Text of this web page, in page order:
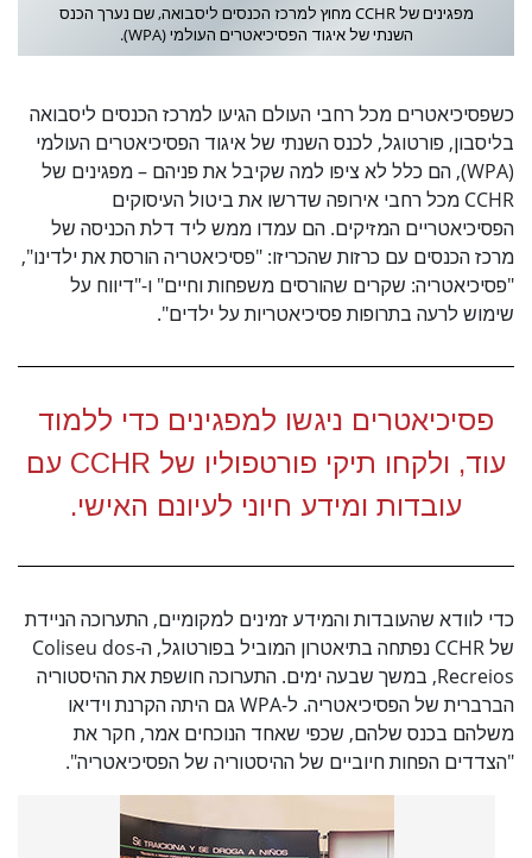
מפגינים של CCHR מחוץ למרכז הכנסים ליסבואה, שם נערך הכנס
השנתי של איגוד הפסיכיאטרים העולמי (WPA).
כשפסיכיאטרים מכל רחבי העולם הגיעו למרכז הכנסים ליסבואה
בליסבון, פורטוגל, לכנס השנתי של איגוד הפסיכיאטרים העולמי
(WPA), הם כלל לא ציפו למה שקיבל את פניהם – מפגינים של
CCHR מכל רחבי אירופה שדרשו את ביטול העיסוקים
הפסיכיאטריים המזיקים. הם עמדו ממש ליד דלת הכניסה של
מרכז הכנסים עם כרזות שהכריזו: "פסיכיאטריה הורסת את ילדינו",
"פסיכיאטריה: שקרים שהורסים משפחות וחיים" ו-"דיווח על
שימוש לרעה בתרופות פסיכיאטריות על ילדים".
פסיכיאטרים ניגשו למפגינים כדי ללמוד
עוד, ולקחו תיקי פורטפוליו של CCHR עם
עובדות ומידע חיוני לעיונם האישי.
כדי לוודא שהעובדות והמידע זמינים למקומיים, התערוכה הניידת
של CCHR נפתחה בתיאטרון המוביל בפורטוגל, ה-Coliseu dos
Recreios, במשך שבעה ימים. התערוכה חושפת את ההיסטוריה
הברברית של הפסיכיאטריה. ל-WPA גם היתה הקרנת וידיאו
משלהם בכנס שלהם, שכפי שאחד הנוכחים אמר, חקר את
"הצדדים הפחות חיוביים של ההיסטוריה של הפסיכיאטריה".